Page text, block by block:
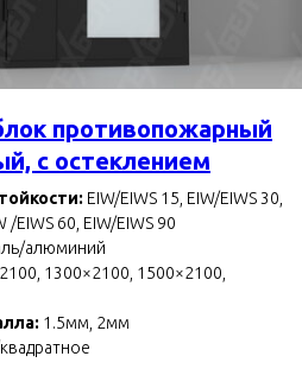
противопожарный
с остеклением
EIW/EIWS 15, EIW/EIWS 30,
/EIWS 60, EIW/EIWS 90
алюминий
1300×2100, 1500×2100,
1.5мм, 2мм